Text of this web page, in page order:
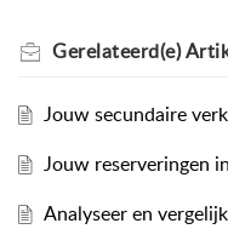
Gerelateerd(e)
Jouw secundaire
Jouw reserveringen
Analyseer en